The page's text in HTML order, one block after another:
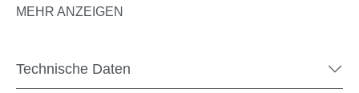
MEHR ANZEIGEN
Technische Daten